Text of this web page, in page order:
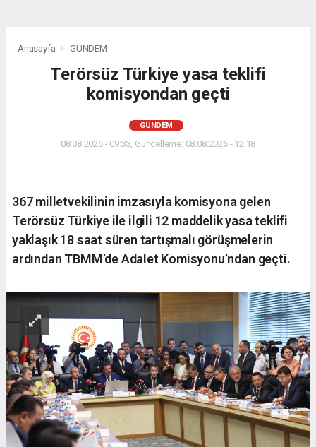
Anasayfa GÜNDEM
Terörsüz Türkiye yasa teklifi
komisyondan geçti
GÜNDEM
08.08.2026 - 09:33, Güncelleme: 08.08.2026 - 12:18
367 milletvekilinin imzasıyla komisyona gelen
Terörsüz Türkiye ile ilgili 12 maddelik yasa teklifi
yaklaşık 18 saat süren tartışmalı görüşmelerin
ardından TBMM’de Adalet Komisyonu’ndan geçti.